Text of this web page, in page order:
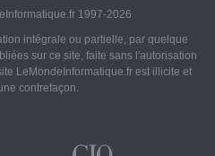
1997-2026
intégrale ou partielle, par quelque
sur ce site, faite sans l'autorisation
LeMondeInformatique.fr est illicite et
contrefaçon.